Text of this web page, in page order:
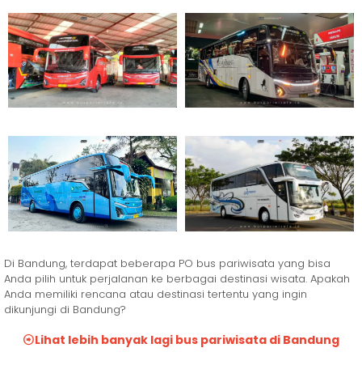
Di Bandung, terdapat beberapa PO bus pariwisata yang bisa
Anda pilih untuk perjalanan ke berbagai destinasi wisata. Apakah
Anda memiliki rencana atau destinasi tertentu yang ingin
dikunjungi di Bandung?
Lihat lebih banyak lagi bus pariwisata di Bandung